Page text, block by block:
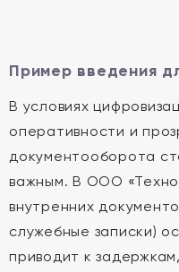
Пример введения
В условиях
оперативности и
документооборота
важным. В ООО
внутренних
служебные записки)
приводит к